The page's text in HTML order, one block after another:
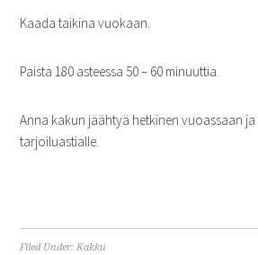
Kaada taikina vuokaan.
Paista 180 asteessa 50 – 60 minuuttia.
Anna kakun jäähtyä hetkinen vuoassaan ja
tarjoiluastialle.
Filed Under:Kakku